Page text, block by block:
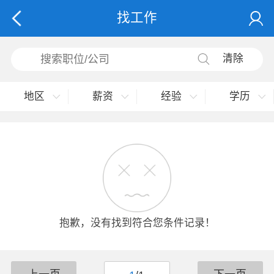
找工作
清除
地区 薪资 经验 学历
抱歉，没有找到符合您条件记录！